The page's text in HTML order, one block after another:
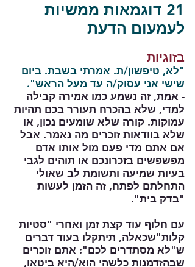
21 דוגמאות ממשיות
לעמעום הדעת
בזוגיות
"לא, טיפשון/ת. אמרתי בשבת. ביום
שישי אני עסוק/ה עד מעל הראש".
- אמת, זה נשמע כמו אמירה קבילה
למדי, שלא בהכרח תעורר בכם תהיות
עמוקות. קורה שלא שומעים נכון, או
שלא בוודאות זוכרים מה נאמר. אבל
אם אתם מדי פעם מול אותו אדם
מפשפשים בזכרונכם או תוהים לגבי
בעיות שמיעה ותשומת לב שאולי
התחלתם לפתח, זה הזמן לעשות
"בדק בית".
עם חלוף עוד קצת זמן ואחרי "סטיות
קלות"שכאלה, תיתקלו בעוד דברים
ש"לא מסתדרים לכם": אתם זוכרים
שבהזדמנות כלשהי הוא/היא ביטאו,